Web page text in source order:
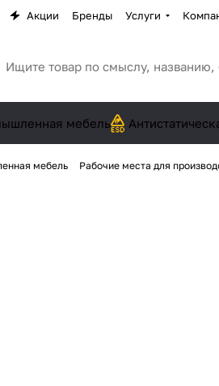
Акции Бренды Услуги
мебель
мебель Рабочие места для